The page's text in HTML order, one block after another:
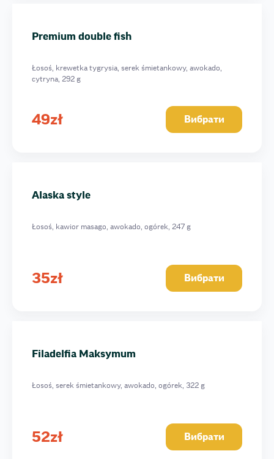
Premium double fish
Łosoś, krewetka tygrysia, serek śmietankowy, awokado,
cytryna, 292 g
49zł Вибрати
Alaska style
Łosoś, kawior masago, awokado, ogórek, 247 g
35zł Вибрати
Filadelfia Maksymum
Łosoś, serek śmietankowy, awokado, ogórek, 322 g
52zł Вибрати